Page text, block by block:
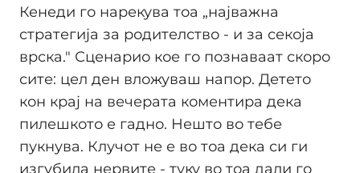
Кенеди го нарекува тоа „најважна
стратегија за родителство - и за секоја
врска." Сценарио кое го познаваат скоро
сите: цел ден вложуваш напор. Детето
кон крај на вечерата коментира дека
пилешкото е гадно. Нешто во тебе
пукнува. Клучот не е во тоа дека си ги
изгубила нервите - туку во тоа дали го